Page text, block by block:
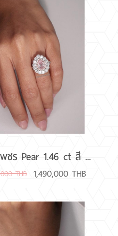
ชร Pear 1.46 ct สี ...
THB 1,490,000 THB